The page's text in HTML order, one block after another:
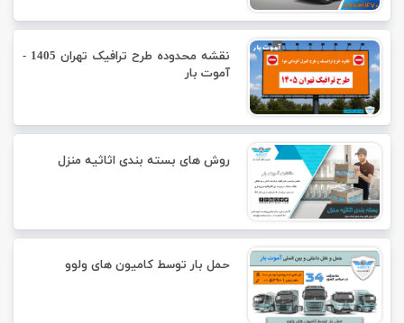
نقشه محدوده طرح ترافیک تهران 1405 -
آموت بار
روش های بسته بندی اثاثیه منزل
حمل بار توسط کامیون های ولوو